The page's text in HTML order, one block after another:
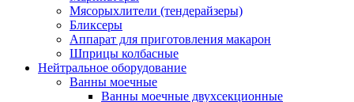
Мясорыхлители (тендерайзеры)
Бликсеры
Аппарат для приготовления макарон
Шприцы колбасные
Нейтральное оборудование
Ванны моечные
Ванны моечные двухсекционные